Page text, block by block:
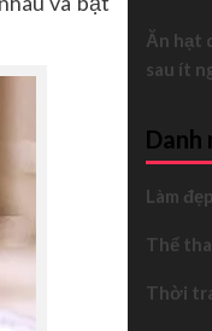
Ăn hạt
sau ít
Danh
Làm đẹp
Thể
Thời